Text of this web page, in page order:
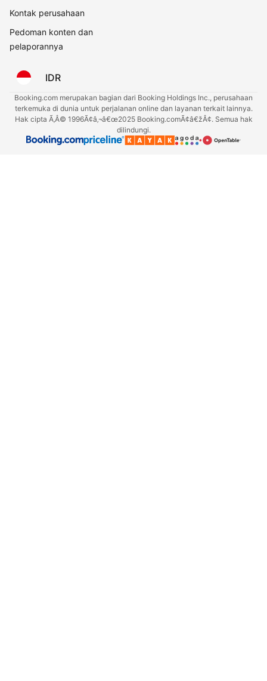
Kontak perusahaan
Pedoman konten dan
pelaporannya
IDR
Booking.com merupakan bagian dari Booking Holdings Inc., perusahaan
terkemuka di dunia untuk perjalanan online dan layanan terkait lainnya.
Hak cipta Ã‚Â© 1996Ã¢â‚¬â€œ2025 Booking.comÃ¢â€žÂ¢. Semua hak
dilindungi.